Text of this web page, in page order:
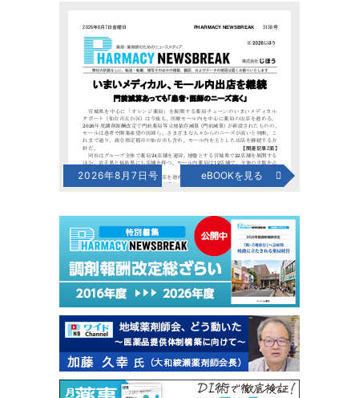
2026年8月7日号 eBOOKを見る